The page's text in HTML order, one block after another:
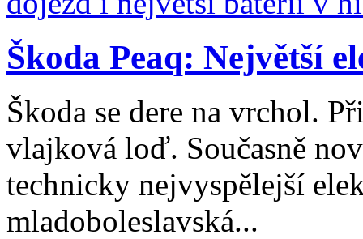
Škoda Peaq: Největší
Škoda se dere na vrchol.
vlajková loď. Současně
technicky nejvyspělejší
mladoboleslavská...